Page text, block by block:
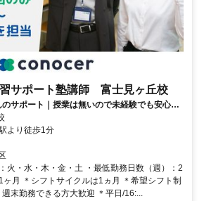
サポート塾講師 富士見ヶ丘校
サポート｜授業は無いので未経験でも安心｜
｜履歴書不要｜応募後はフォームに1分で回
WワークOK｜私服勤務｜有給休暇あり｜定時
より徒歩1分
火・水・木・金・土 ・最低勤務日数（週）：2
ヶ月 ＊シフトサイクルは1ヵ月 ＊希望シフト制
末勤務できる方大歓迎 ＊平日/16:...